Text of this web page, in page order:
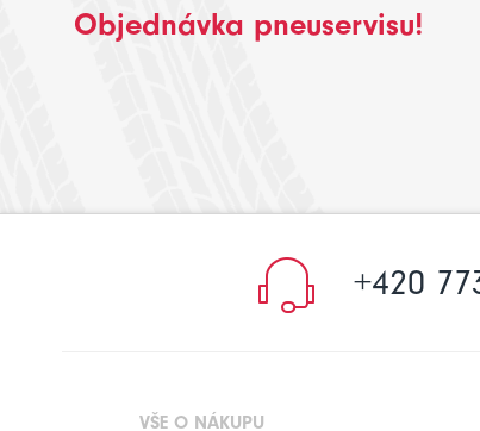
Objednávka pneuservisu!
+420
VŠE O NÁKUPU